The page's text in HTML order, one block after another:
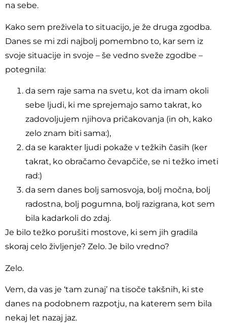
na sebe.
Kako sem preživela to situacijo, je že druga zgodba.
Danes se mi zdi najbolj pomembno to, kar sem iz
svoje situacije in svoje – še vedno sveže zgodbe –
potegnila:
da sem raje sama na svetu, kot da imam okoli
sebe ljudi, ki me sprejemajo samo takrat, ko
zadovoljujem njihova pričakovanja (in oh, kako
zelo znam biti sama:),
da se karakter ljudi pokaže v težkih časih (ker
takrat, ko obračamo čevapčiče, se ni težko imeti
rad:)
da sem danes bolj samosvoja, bolj močna, bolj
radostna, bolj pogumna, bolj razigrana, kot sem
bila kadarkoli do zdaj.
Je bilo težko porušiti mostove, ki sem jih gradila
skoraj celo življenje? Zelo. Je bilo vredno?
Zelo.
Vem, da vas je ‘tam zunaj’ na tisoče takšnih, ki ste
danes na podobnem razpotju, na katerem sem bila
nekaj let nazaj jaz.